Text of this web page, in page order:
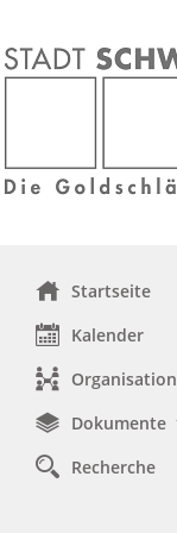
Startseite
Kalender
Organisation
Dokumente
Recherche